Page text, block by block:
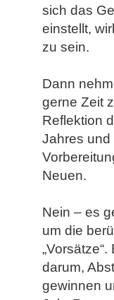
sich das
einstellt,
zu sein.
Dann
gerne Zeit
Reflektion
Jahres und
Neuen.
Nein – es
um die
„Vorsätze“.
darum,
gewinnen